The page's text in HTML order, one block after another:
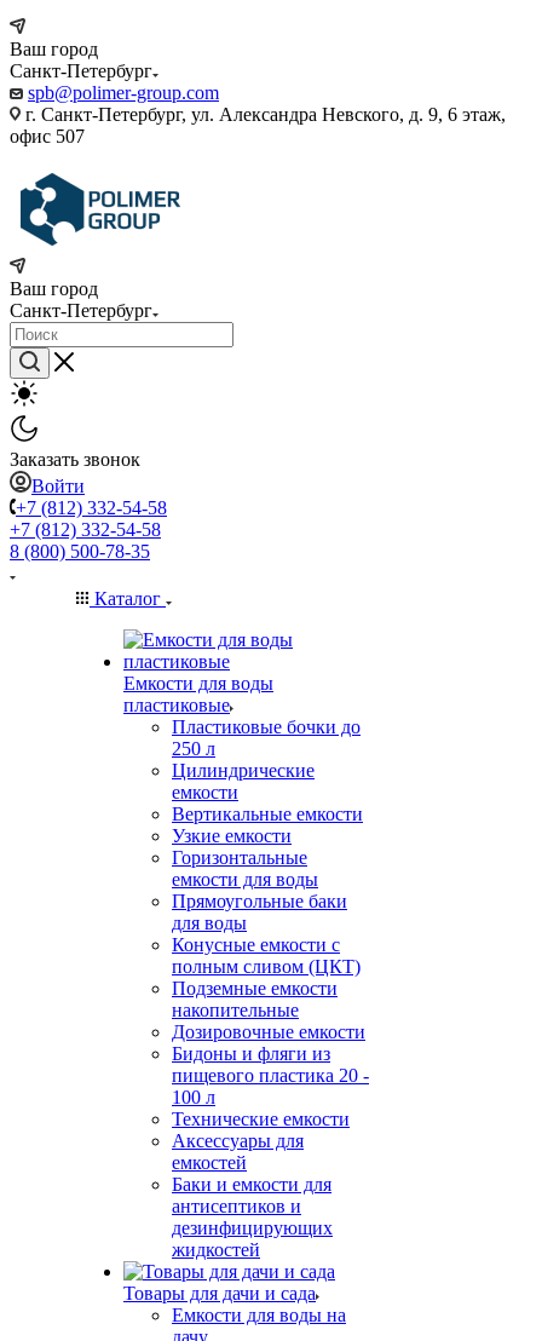
Ваш город
Санкт-Петербург
spb@polimer-group.com
г. Санкт-Петербург, ул. Александра Невского, д. 9, 6 этаж,
офис 507
Ваш город
Санкт-Петербург
Заказать звонок
Войти
+7 (812) 332-54-58
+7 (812) 332-54-58
8 (800) 500-78-35
Каталог
Емкости для воды
пластиковые
Пластиковые бочки до
250 л
Цилиндрические
емкости
Вертикальные емкости
Узкие емкости
Горизонтальные
емкости для воды
Прямоугольные баки
для воды
Конусные емкости с
полным сливом (ЦКТ)
Подземные емкости
накопительные
Дозировочные емкости
Бидоны и фляги из
пищевого пластика 20 -
100 л
Технические емкости
Аксессуары для
емкостей
Баки и емкости для
антисептиков и
дезинфицирующих
жидкостей
Товары для дачи и сада
Емкости для воды на
дачу